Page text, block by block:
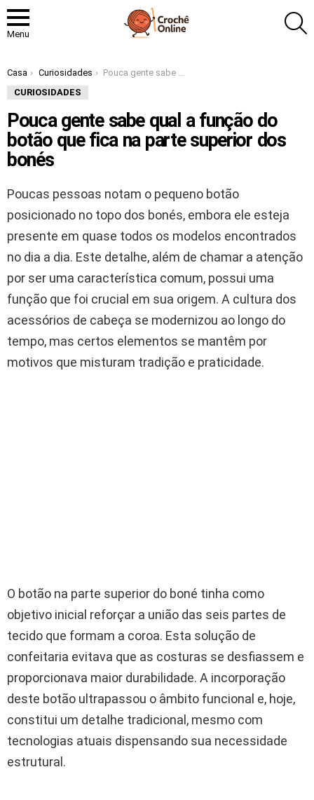
Menu
Você está aqui:
Casa Curiosidades
Pouca gente sabe qual a função do botão que fica na parte superior dos bonés
CURIOSIDADES
Pouca gente sabe qual a função do
botão que fica na parte superior dos
bonés
Poucas pessoas notam o pequeno botão
posicionado no topo dos bonés, embora ele esteja
presente em quase todos os modelos encontrados
no dia a dia. Este detalhe, além de chamar a atenção
por ser uma característica comum, possui uma
função que foi crucial em sua origem. A cultura dos
acessórios de cabeça se modernizou ao longo do
tempo, mas certos elementos se mantêm por
motivos que misturam tradição e praticidade.
O botão na parte superior do boné tinha como
objetivo inicial reforçar a união das seis partes de
tecido que formam a coroa. Esta solução de
confeitaria evitava que as costuras se desfiassem e
proporcionava maior durabilidade. A incorporação
deste botão ultrapassou o âmbito funcional e, hoje,
constitui um detalhe tradicional, mesmo com
tecnologias atuais dispensando sua necessidade
estrutural.